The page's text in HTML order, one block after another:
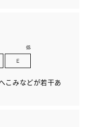
こみなどが若干あ